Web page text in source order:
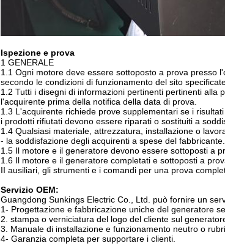
Ispezione e prova
1 GENERALE
1.1 Ogni motore deve essere sottoposto a prova presso
secondo le condizioni di funzionamento del sito
1.2 Tutti i disegni di informazioni pertinenti pertinenti
l'acquirente prima della notifica della data di prova.
1.3 L'acquirente richiede prove supplementari se i
i prodotti rifiutati devono essere riparati o sostituiti a
1.4 Qualsiasi materiale, attrezzatura, installazione o
- la soddisfazione degli acquirenti a spese del fabbricante.
1.5 Il motore e il generatore devono essere sottoposti a
1.6 Il motore e il generatore completati e sottoposti a
II ausiliari, gli strumenti e i comandi per una prova
Servizio OEM:
Guangdong Sunkings Electric Co., Ltd. può fornire un
1- Progettazione e fabbricazione uniche del generatore
2. stampa o verniciatura del logo del cliente sul
3. Manuale di installazione e funzionamento neutro o
4- Garanzia completa per supportare i clienti.